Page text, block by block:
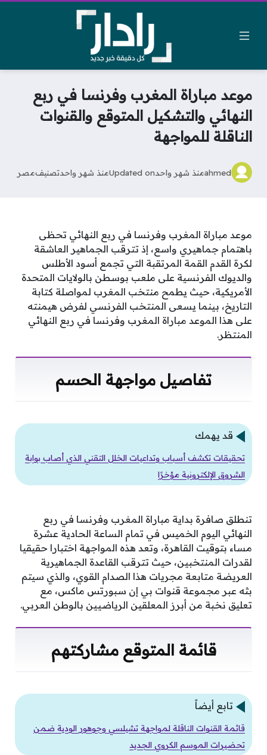
موعد مباراة المغرب وفرنسا في ربع
النهائي والتشكيل المتوقع والقنوات
الناقلة للمواجهة
ahmedمنذ شهر واحدUpdated onمنذ شهر واحدتصنيفمصر
موعد مباراة المغرب وفرنسا في ربع النهائي تحظى
باهتمام جماهيري واسع، إذ تترقب الجماهير العاشقة
لكرة القدم القمة المرتقبة التي تجمع أسود الأطلس
والديوك الفرنسية على ملعب بوسطن بالولايات المتحدة
الأمريكية، حيث يطمح منتخب المغرب لمواصلة كتابة
التاريخ، بينما يسعى المنتخب الفرنسي لفرض هيمنته
على هذا الموعد مباراة المغرب وفرنسا في ربع النهائي
المنتظر.
تفاصيل مواجهة الحسم
قد يهمك
تحقيقات تكشف أسباب وتداعيات الخلل التقني الذي أصاب بوابة
الشروق الإلكترونية مؤخرًا
تنطلق صافرة بداية مباراة المغرب وفرنسا في ربع
النهائي اليوم الخميس في تمام الساعة الحادية عشرة
مساء بتوقيت القاهرة، وتعد هذه المواجهة اختبارا حقيقيا
لقدرات المنتخبين، حيث تترقب القاعدة الجماهيرية
العريضة متابعة مجريات هذا الصدام القوي، والذي سيتم
بثه عبر مجموعة قنوات بي إن سبورتس ماكس، مع
تعليق نخبة من أبرز المعلقين الرياضيين بالوطن العربي.
قائمة المتوقع مشاركتهم
تابع أيضاً
قائمة القنوات الناقلة لمواجهة تشيلسي وجوهور الودية ضمن
تحضيرات الموسم الكروي الجديد